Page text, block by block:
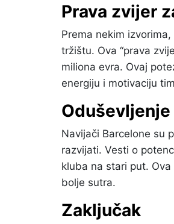
Prava zvijer
Prema nekim
tržištu. Ova “prava
miliona evra. Ovaj
energiju i motivaciju
Navijači Barcelone su
razvijati. Vesti o
kluba na stari put.
bolje sutra.
Zaključak